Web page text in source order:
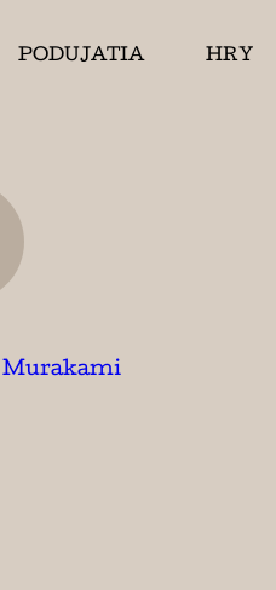
PODUJATIA HRY